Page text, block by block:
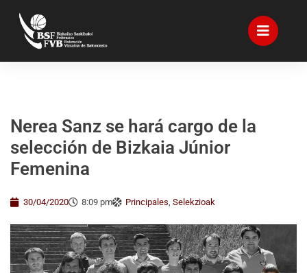
Nerea Sanz se hará cargo de la
selección de Bizkaia Júnior
Femenina
30/04/2020 8:09 pm Principales, Selekzioak